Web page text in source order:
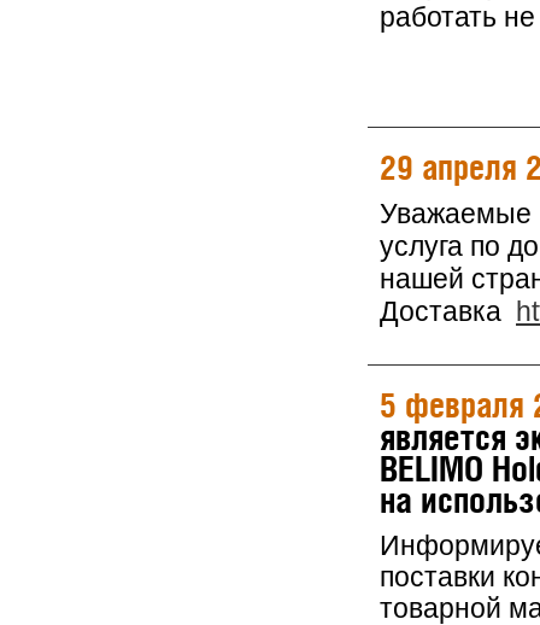
работать не
29 апреля
Уважаемые
услуга по
нашей
Доставка
5 февраля
является
BELIMO
на
поставки
товарной